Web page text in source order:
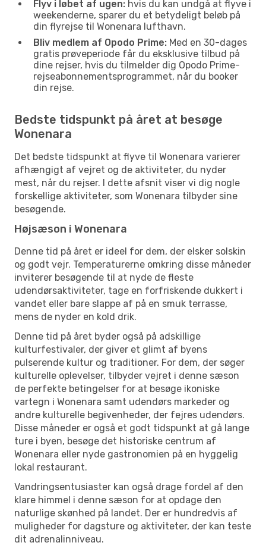
Flyv i løbet af ugen: hvis du kan undgå at flyve i
weekenderne, sparer du et betydeligt beløb på
din flyrejse til Wonenara lufthavn.
Bliv medlem af Opodo Prime: Med en 30-dages
gratis prøveperiode får du eksklusive tilbud på
dine rejser, hvis du tilmelder dig Opodo Prime-
rejseabonnementsprogrammet, når du booker
din rejse.
Bedste tidspunkt på året at besøge
Wonenara
Det bedste tidspunkt at flyve til Wonenara varierer
afhængigt af vejret og de aktiviteter, du nyder
mest, når du rejser. I dette afsnit viser vi dig nogle
forskellige aktiviteter, som Wonenara tilbyder sine
besøgende.
Højsæson i Wonenara
Denne tid på året er ideel for dem, der elsker solskin
og godt vejr. Temperaturerne omkring disse måneder
inviterer besøgende til at nyde de fleste
udendørsaktiviteter, tage en forfriskende dukkert i
vandet eller bare slappe af på en smuk terrasse,
mens de nyder en kold drik.
Denne tid på året byder også på adskillige
kulturfestivaler, der giver et glimt af byens
pulserende kultur og traditioner. For dem, der søger
kulturelle oplevelser, tilbyder vejret i denne sæson
de perfekte betingelser for at besøge ikoniske
vartegn i Wonenara samt udendørs markeder og
andre kulturelle begivenheder, der fejres udendørs.
Disse måneder er også et godt tidspunkt at gå lange
ture i byen, besøge det historiske centrum af
Wonenara eller nyde gastronomien på en hyggelig
lokal restaurant.
Vandringsentusiaster kan også drage fordel af den
klare himmel i denne sæson for at opdage den
naturlige skønhed på landet. Der er hundredvis af
muligheder for dagsture og aktiviteter, der kan teste
dit adrenalinniveau.